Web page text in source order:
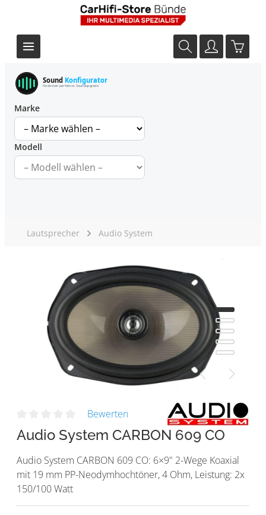
Sound Konfigurator
Finde dein perfektes Soundupgrade
Marke
Modell
Lautsprecher Audio System
Bewerten
Audio System CARBON 609 CO
Audio System CARBON 609 CO: 6×9" 2-Wege Koaxial
mit 19 mm PP-Neodymhochtöner, 4 Ohm, Leistung: 2x
150/100 Watt